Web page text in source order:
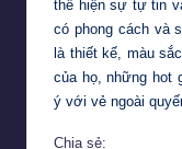
thể hiện sự tự tin
có phong cách và
là thiết kế, màu
của họ, những hot
ý với vẻ ngoài
Chia sẻ: